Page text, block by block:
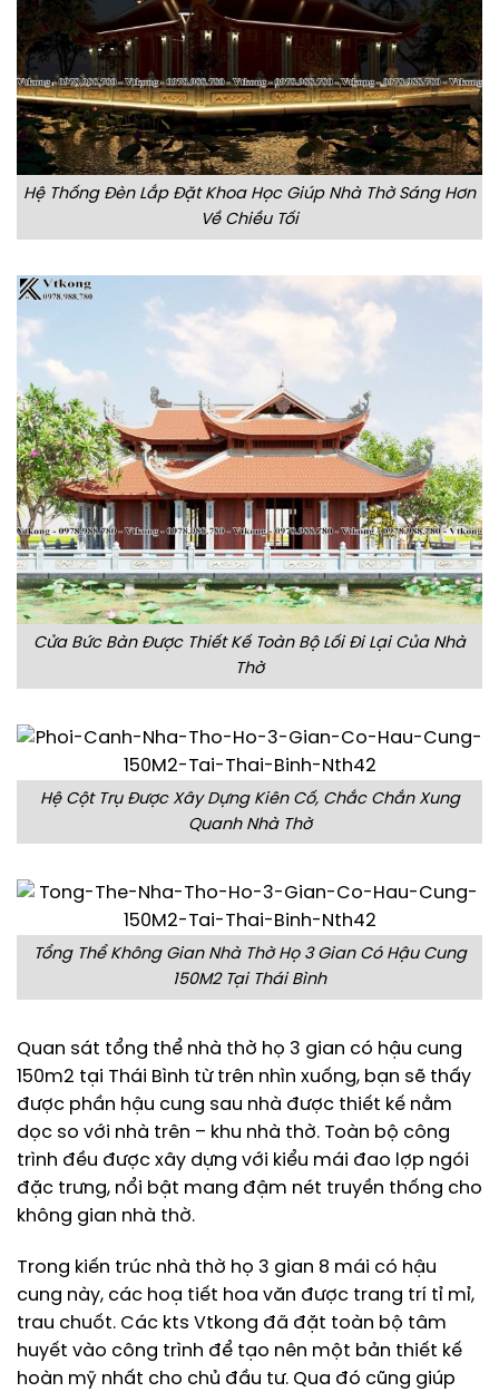
Hệ Thống Đèn Lắp Đặt Khoa Học Giúp Nhà Thờ Sáng Hơn
Về Chiều Tối
Cửa Bức Bàn Được Thiết Kế Toàn Bộ Lối Đi Lại Của Nhà
Thờ
Hệ Cột Trụ Được Xây Dựng Kiên Cố, Chắc Chắn Xung
Quanh Nhà Thờ
Tổng Thể Không Gian Nhà Thờ Họ 3 Gian Có Hậu Cung
150M2 Tại Thái Bình
Quan sát tổng thể nhà thờ họ 3 gian có hậu cung
150m2 tại Thái Bình từ trên nhìn xuống, bạn sẽ thấy
được phần hậu cung sau nhà được thiết kế nằm
dọc so với nhà trên – khu nhà thờ. Toàn bộ công
trình đều được xây dựng với kiểu mái đao lợp ngói
đặc trưng, nổi bật mang đậm nét truyền thống cho
không gian nhà thờ.
Trong kiến trúc nhà thờ họ 3 gian 8 mái có hậu
cung này, các hoạ tiết hoa văn được trang trí tỉ mỉ,
trau chuốt. Các kts Vtkong đã đặt toàn bộ tâm
huyết vào công trình để tạo nên một bản thiết kế
hoàn mỹ nhất cho chủ đầu tư. Qua đó cũng giúp